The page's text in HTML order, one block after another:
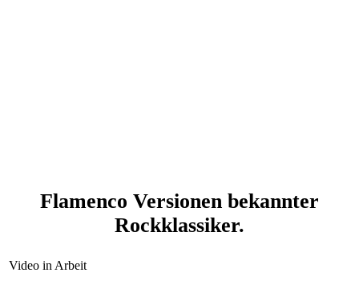
Flamenco Versionen bekannter
Rockklassiker.
Video in Arbeit